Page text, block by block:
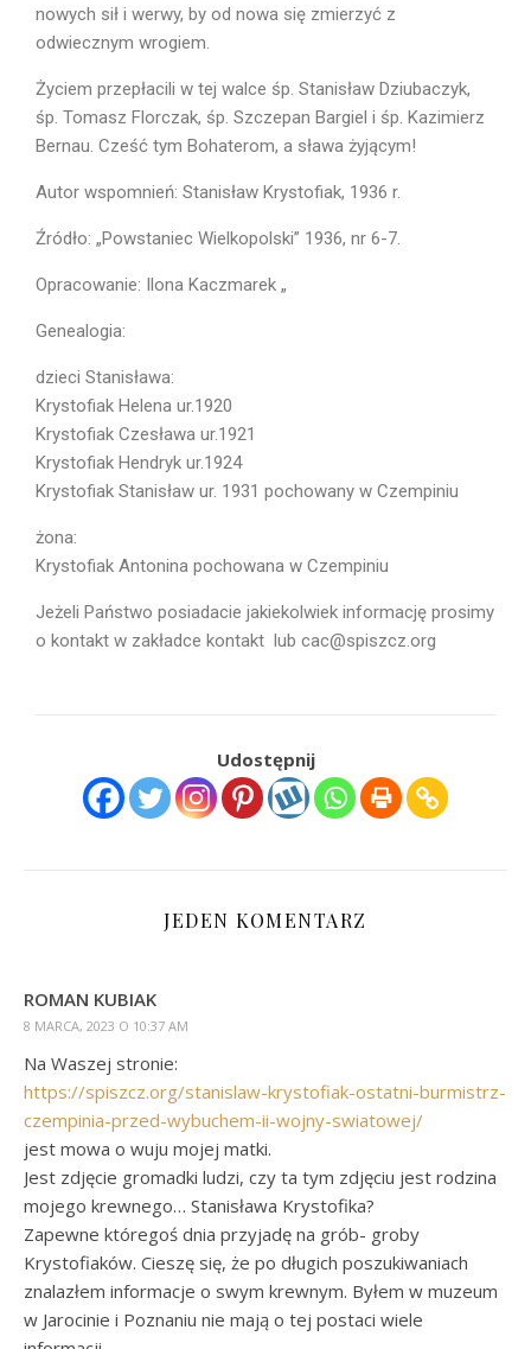
nowych sił i werwy, by od nowa się zmierzyć z
odwiecznym wrogiem.
Życiem przepłacili w tej walce śp. Stanisław Dziubaczyk,
śp. Tomasz Florczak, śp. Szczepan Bargiel i śp. Kazimierz
Bernau. Cześć tym Bohaterom, a sława żyjącym!
Autor wspomnień: Stanisław Krystofiak, 1936 r.
Źródło: „Powstaniec Wielkopolski” 1936, nr 6-7.
Opracowanie: Ilona Kaczmarek „
Genealogia:
dzieci Stanisława:
Krystofiak Helena ur.1920
Krystofiak Czesława ur.1921
Krystofiak Hendryk ur.1924
Krystofiak Stanisław ur. 1931 pochowany w Czempiniu
żona:
Krystofiak Antonina pochowana w Czempiniu
Jeżeli Państwo posiadacie jakiekolwiek informację prosimy
o kontakt w zakładce kontakt lub cac@spiszcz.org
Udostępnij
JEDEN KOMENTARZ
ROMAN KUBIAK
8 MARCA, 2023 O 10:37 AM
Na Waszej stronie:
https://spiszcz.org/stanislaw-krystofiak-ostatni-burmistrz-
czempinia-przed-wybuchem-ii-wojny-swiatowej/
jest mowa o wuju mojej matki.
Jest zdjęcie gromadki ludzi, czy ta tym zdjęciu jest rodzina
mojego krewnego… Stanisława Krystofika?
Zapewne któregoś dnia przyjadę na grób- groby
Krystofiaków. Cieszę się, że po długich poszukiwaniach
znalazłem informacje o swym krewnym. Byłem w muzeum
w Jarocinie i Poznaniu nie mają o tej postaci wiele